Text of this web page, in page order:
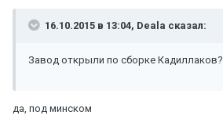
16.10.2015 в 13:04, Deala сказал:
Завод открыли по сборке Кадиллаков?
да, под минском